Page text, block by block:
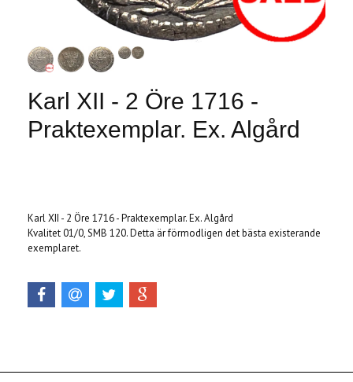
Karl XII - 2 Öre 1716 -
Praktexemplar. Ex. Algård
Karl XII - 2 Öre 1716 - Praktexemplar. Ex. Algård
Kvalitet 01/0, SMB 120. Detta är förmodligen det bästa existerande
exemplaret.